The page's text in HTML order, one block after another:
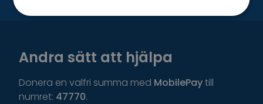
Andra sätt att hjälpa
Donera en valfri summa med MobilePaytill
numret: 47770.